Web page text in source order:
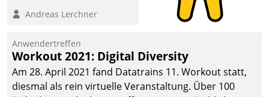
Teilnehmer kurzweilige
Cloud-Strategien und -
Lösungen mit hohem
Zukunftspotenzial.
Andreas Lerchner
Anwendertreffen
Workout 2021: Digital Diversity
Am 28. April 2021 fand Datatrains 11. Workout statt,
diesmal als rein virtuelle Veranstaltung. Über 100